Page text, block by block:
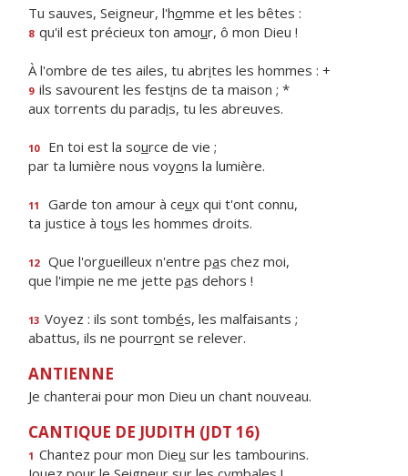
Tu sauves, Seigneur, l'homme et les bêtes :
8 qu'il est précieux ton amour, ô mon Dieu !
À l'ombre de tes ailes, tu abrites les hommes : +
9 ils savourent les festins de ta maison ; *
aux torrents du paradis, tu les abreuves.
10 En toi est la source de vie ;
par ta lumière nous voyons la lumière.
11 Garde ton amour à ceux qui t'ont connu,
ta justice à tous les hommes droits.
12 Que l'orgueilleux n'entre pas chez moi,
que l'impie ne me jette pas dehors !
13 Voyez : ils sont tombés, les malfaisants ;
abattus, ils ne pourront se relever.
ANTIENNE
Je chanterai pour mon Dieu un chant nouveau.
CANTIQUE DE JUDITH (JDT 16)
1 Chantez pour mon Dieu sur les tambourins.